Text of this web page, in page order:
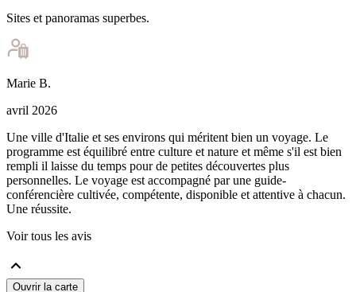
Sites et panoramas superbes.
Marie B.
avril 2026
Une ville d'Italie et ses environs qui méritent bien un voyage. Le
programme est équilibré entre culture et nature et même s'il est bien
rempli il laisse du temps pour de petites découvertes plus
personnelles. Le voyage est accompagné par une guide-
conférencière cultivée, compétente, disponible et attentive à chacun.
Une réussite.
Voir tous les avis
Ouvrir la carte